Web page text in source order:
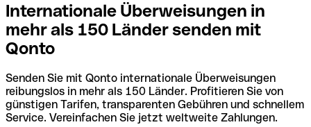
Internationale Überweisungen in
mehr als 150 Länder senden mit
Qonto
Senden Sie mit Qonto internationale Überweisungen
reibungslos in mehr als 150 Länder. Profitieren Sie von
günstigen Tarifen, transparenten Gebühren und schnellem
Service. Vereinfachen Sie jetzt weltweite Zahlungen.